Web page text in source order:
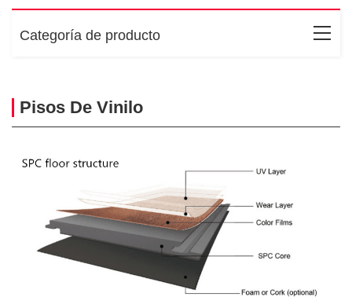
Categoría de producto
Pisos De Vinilo